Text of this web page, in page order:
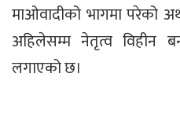
माओवादीको भागमा परेको
अहिलेसम्म नेतृत्व विहीन
लगाएको छ।